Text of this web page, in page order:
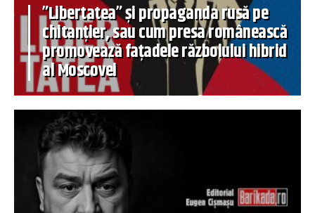
”Libertatea” și propaganda rusă pe
chitanțier, sau cum presa românească
promovează fațadele războiului hibrid
al Moscovei